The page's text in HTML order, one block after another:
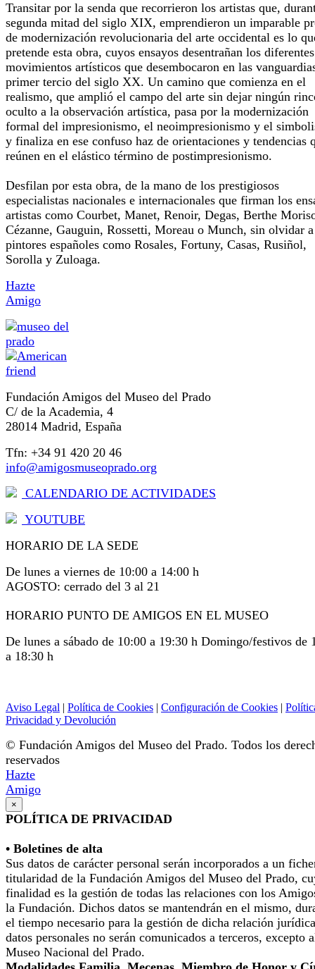
Transitar por la senda que recorrieron los artistas que,
segunda mitad del siglo XIX, emprendieron un imparable
de modernización revolucionaria del arte occidental es lo
pretende esta obra, cuyos ensayos desentrañan los diferentes
movimientos artísticos que desembocaron en las
primer tercio del siglo XX. Un camino que comienza en el
realismo, que amplió el campo del arte sin dejar ningún
oculto a la observación artística, pasa por la modernización
formal del impresionismo, el neoimpresionismo y el
y finaliza en ese confuso haz de orientaciones y tendencias
reúnen en el elástico término de postimpresionismo.
Desfilan por esta obra, de la mano de los prestigiosos
especialistas nacionales e internacionales que firman los
artistas como Courbet, Manet, Renoir, Degas, Berthe
Cézanne, Gauguin, Rossetti, Moreau o Munch, sin olvidar a
pintores españoles como Rosales, Fortuny, Casas, Rusiñol,
Sorolla y Zuloaga.
Hazte
Amigo
Fundación Amigos del Museo del Prado
C/ de la Academia, 4
28014 Madrid, España
Tfn: +34 91 420 20 46
info@amigosmuseoprado.org
CALENDARIO DE ACTIVIDADES
YOUTUBE
HORARIO DE LA SEDE
De lunes a viernes de 10:00 a 14:00 h
AGOSTO: cerrado del 3 al 21
HORARIO PUNTO DE AMIGOS EN EL MUSEO
De lunes a sábado de 10:00 a 19:30 h Domingo/festivos de
a 18:30 h
Aviso Legal | Política de Cookies | Configuración de Cookies |
Privacidad y Devolución
© Fundación Amigos del Museo del Prado. Todos los
reservados
Hazte
Amigo
×
POLÍTICA DE PRIVACIDAD
• Boletines de alta
Sus datos de carácter personal serán incorporados a un
titularidad de la Fundación Amigos del Museo del Prado,
finalidad es la gestión de todas las relaciones con los
la Fundación. Dichos datos se mantendrán en el mismo,
el tiempo necesario para la gestión de dicha relación
datos personales no serán comunicados a terceros, excepto
Museo Nacional del Prado.